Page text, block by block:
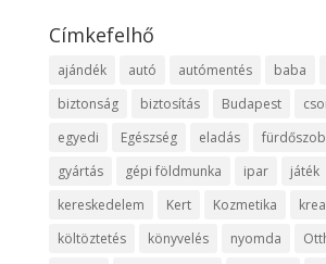
Címkefelhő
ajándék autó autómentés baba
biztonság
biztosítás Budapest
egyedi
Egészség eladás
gyártás
gépi földmunka ipar játék
kereskedelem
Kert Kozmetika
költöztetés
könyvelés nyomda